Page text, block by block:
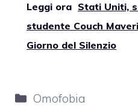
Leggi ora Stati Uniti,
studente Couch
Giorno del Silenzio
Categorie
Omofobia